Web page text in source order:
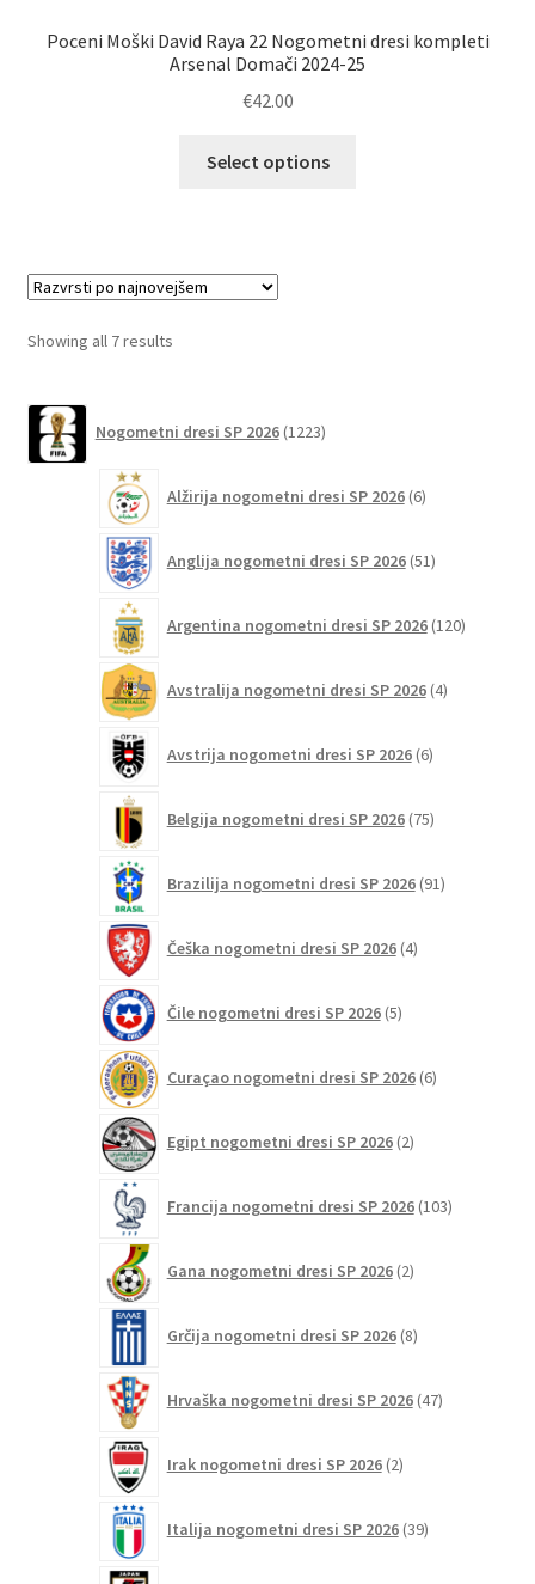
Poceni Moški David Raya 22 Nogometni dresi kompleti
Arsenal Domači 2024-25
€42.00
Select options
Showing all 7 resultsSorted
Nogometni dresi SP 2026 1223izdelkov
Alžirija nogometni dresi SP 2026 6izdelkov
Anglija nogometni dresi SP 2026 51izdelkov
Argentina nogometni dresi SP 2026 120izdelkov
Avstralija nogometni dresi SP 2026 4izdelki
Avstrija nogometni dresi SP 2026 6izdelkov
Belgija nogometni dresi SP 2026 75izdelkov
Brazilija nogometni dresi SP 2026 91izdelkov
Češka nogometni dresi SP 2026 4izdelki
Čile nogometni dresi SP 2026 5izdelkov
Curaçao nogometni dresi SP 2026 6izdelkov
Egipt nogometni dresi SP 2026 2izdelka
Francija nogometni dresi SP 2026 103izdelki
Gana nogometni dresi SP 2026 2izdelka
Grčija nogometni dresi SP 2026 8izdelkov
Hrvaška nogometni dresi SP 2026 47izdelkov
Irak nogometni dresi SP 2026 2izdelka
Italija nogometni dresi SP 2026 39izdelkov